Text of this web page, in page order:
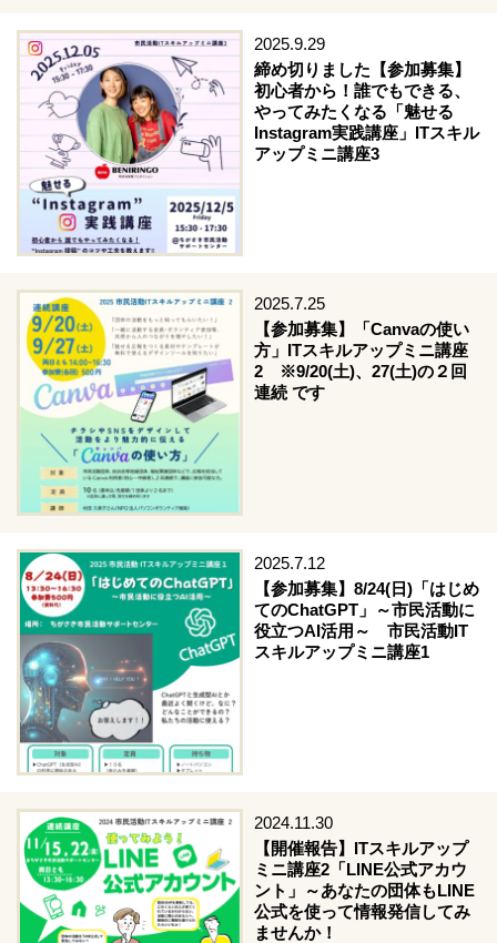
2025.9.29
締め切りました【参加募集】
初心者から！誰でもできる、
やってみたくなる「魅せる
Instagram実践講座」ITスキル
アップミニ講座3
2025.7.25
【参加募集】「Canvaの使い
方」ITスキルアップミニ講座
2 ※9/20(土)、27(土)の２回
連続 です
2025.7.12
【参加募集】8/24(日)「はじめ
てのChatGPT」～市民活動に
役立つAI活用～ 市民活動IT
スキルアップミニ講座1
2024.11.30
【開催報告】ITスキルアップ
ミニ講座2「LINE公式アカウ
ント」～あなたの団体もLINE
公式を使って情報発信してみ
ませんか！